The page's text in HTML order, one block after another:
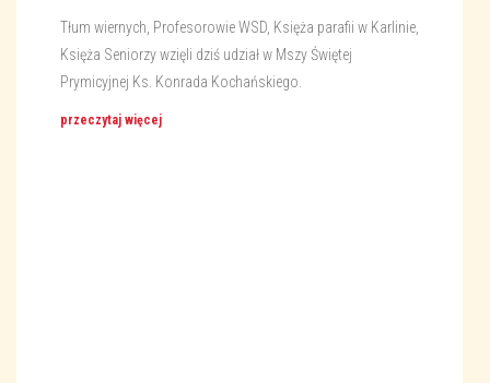
Tłum wiernych, Profesorowie WSD, Księża parafii w Karlinie,
Księża Seniorzy wzięli dziś udział w Mszy Świętej
Prymicyjnej Ks. Konrada Kochańskiego.
przeczytaj więcej